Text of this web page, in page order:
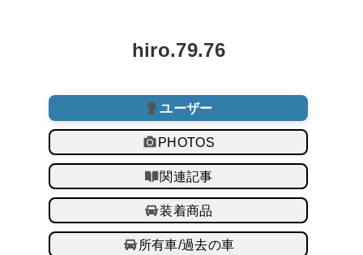
hiro.79.76
ユーザー
PHOTOS
関連記事
装着商品
所有車/過去の車